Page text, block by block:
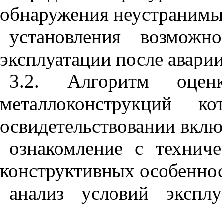
обнаружения
установления
эксплуатации после
3.2. Алгоритм
металлоконструкций
освидетельствовании
ознакомление с
конструктивных
анализ условий